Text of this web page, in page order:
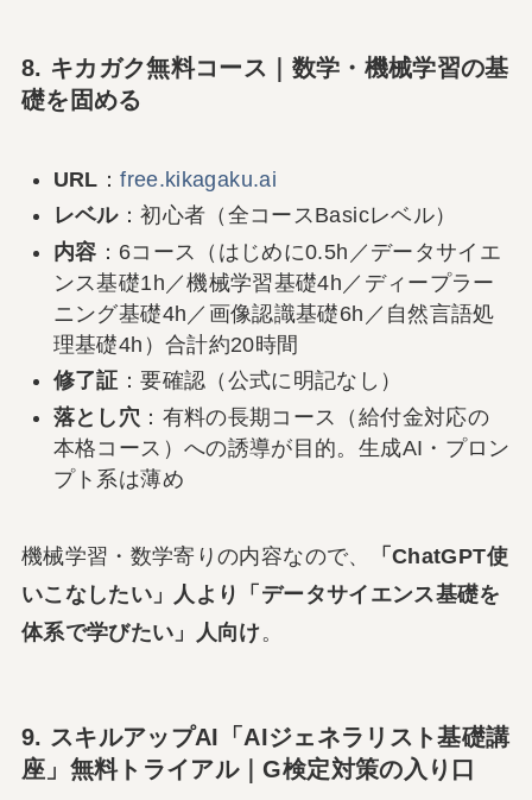
8. キカガク無料コース｜数学・機械学習の基
礎を固める
URL ：free.kikagaku.ai
レベル：初心者（全コースBasicレベル）
内容 ：6コース（はじめに0.5h／データサイエ
ンス基礎1h／機械学習基礎4h／ディープラー
ニング基礎4h／画像認識基礎6h／自然言語処
理基礎4h）合計約20時間
修了証 ：要確認（公式に明記なし）
落とし穴 ：有料の長期コース（給付金対応の
本格コース）への誘導が目的。生成AI・プロン
プト系は薄め
機械学習・数学寄りの内容なので、
「ChatGPT使
いこなしたい」人より「データサイエンス基礎を
体系で学びたい」人向け。
9. スキルアップAI「AIジェネラリスト基礎講
座」無料トライアル｜G検定対策の入り口